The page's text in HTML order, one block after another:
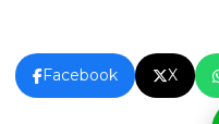
Facebook X